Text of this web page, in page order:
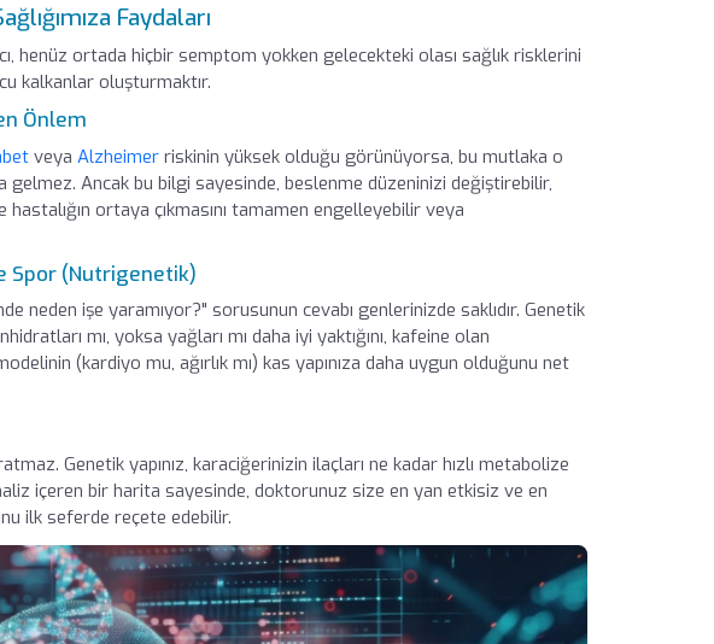
Faydaları
henüz ortada hiçbir semptom yokken gelecekteki olası sağlık risklerini
kalkanlar oluşturmaktır.
Önlem
veyaAlzheimer riskinin yüksek olduğu görünüyorsa, bu mutlaka o
gelmez. Ancak bu bilgi sayesinde, beslenme düzeninizi değiştirebilir,
ortaya çıkmasını tamamen engelleyebilir veya
Spor (Nutrigenetik)
neden işe yaramıyor?" sorusunun cevabı genlerinizde saklıdır. Genetik
mı, yoksa yağları mı daha iyi yaktığını, kafeine olan
(kardiyo mu, ağırlık mı) kas yapınıza daha uygun olduğunu net
Genetik yapınız, karaciğerinizin ilaçları ne kadar hızlı metabolize
içeren bir harita sayesinde, doktorunuz size en yan etkisiz ve en
ilk seferde reçete edebilir.